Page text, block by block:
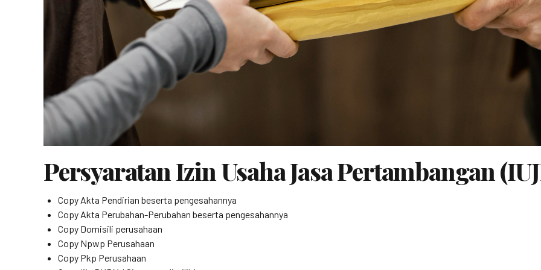
Persyaratan Izin Usaha Jasa Pertambangan
Copy Akta Pendirian beserta pengesahannya
Copy Akta Perubahan-Perubahan beserta pengesahannya
Copy Domisili perusahaan
Copy Npwp Perusahaan
Copy Pkp Perusahaan